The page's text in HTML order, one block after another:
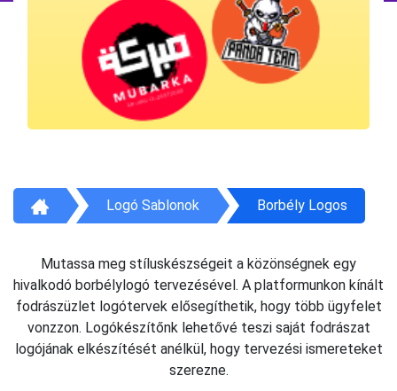
Logó Sablonok Borbély Logos
Mutassa meg stíluskészségeit a közönségnek egy
hivalkodó borbélylogó tervezésével. A platformunkon kínált
fodrászüzlet logótervek elősegíthetik, hogy több ügyfelet
vonzzon. Logókészítőnk lehetővé teszi saját fodrászat
logójának elkészítését anélkül, hogy tervezési ismereteket
szerezne.